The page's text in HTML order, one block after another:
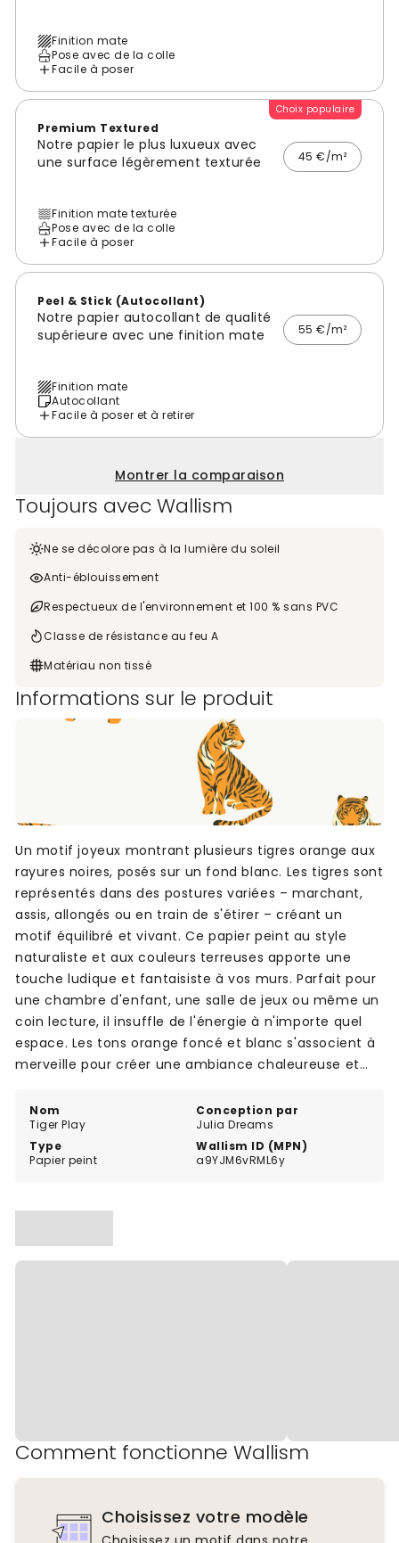
Finition mate
Pose avec de la colle
Facile à poser
Choix populaire
Premium Textured
Notre papier le plus luxueux avec
une surface légèrement texturée
45 €/m²
Finition mate texturée
Pose avec de la colle
Facile à poser
Peel & Stick (Autocollant)
Notre papier autocollant de qualité
supérieure avec une finition mate
55 €/m²
Finition mate
Autocollant
Facile à poser et à retirer
Montrer la comparaison
Toujours avec Wallism
Ne se décolore pas à la lumière du soleil
Anti-éblouissement
Respectueux de l'environnement et 100 % sans PVC
Classe de résistance au feu A
Matériau non tissé
Informations sur le produit
Nom
Tiger Play
Conception par
Julia Dreams
Type
Papier peint
Wallism ID (MPN)
a9YJM6vRML6y
Un motif joyeux montrant plusieurs tigres orange aux
rayures noires, posés sur un fond blanc. Les tigres sont
représentés dans des postures variées – marchant,
assis, allongés ou en train de s'étirer – créant un
motif équilibré et vivant. Ce papier peint au style
naturaliste et aux couleurs terreuses apporte une
touche ludique et fantaisiste à vos murs. Parfait pour
une chambre d'enfant, une salle de jeux ou même un
coin lecture, il insuffle de l'énergie à n'importe quel
espace. Les tons orange foncé et blanc s'associent à
merveille pour créer une ambiance chaleureuse et
Comment fonctionne Wallism
Choisissez votre modèle